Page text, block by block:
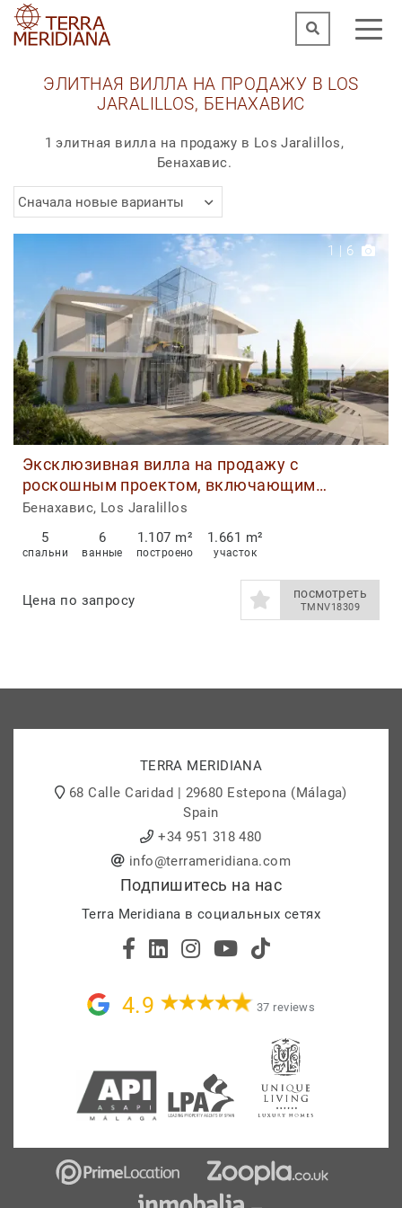
ЭЛИТНАЯ ВИЛЛА НА ПРОДАЖУ В LOS
JARALILLOS, БЕНАХАВИС
1 элитная вилла на продажу в Los Jaralillos,
Бенахавис.
Сначала новые варианты
1 | 6
Эксклюзивная вилла на продажу с
роскошным проектом, включающим
современный центральный автомобильный
Бенахавис, Los Jaralillos
5
спальни
6
ванные
1.107 m²
построено
1.661 m²
участок
Цена по запросу посмотреть
TMNV18309
TERRA MERIDIANA
68 Calle Caridad | 29680 Estepona (Málaga)
Spain
+34 951 318 480
info@terrameridiana.com
Подпишитесь на нас
Terra Meridiana в социальных сетях
4.9 37 reviews